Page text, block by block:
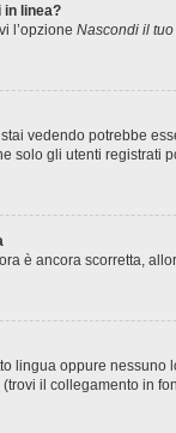
in linea?
l’opzione Nascondi il
vedendo potrebbe
solo gli utenti registrati
è ancora scorretta,
lingua oppure
il collegamento in